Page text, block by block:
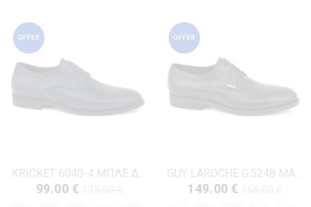
OFFER
99.00 €
OFFER
149.00 €